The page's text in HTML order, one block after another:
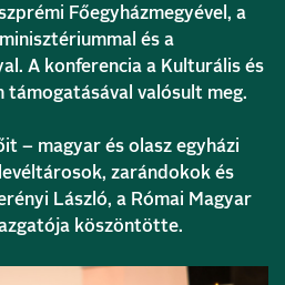
Főegyházmegyével, a
és a
A konferencia a Kulturális és
támogatásával valósult meg.
– magyar és olasz egyházi
zarándokok és
László, a Római Magyar
köszöntötte.